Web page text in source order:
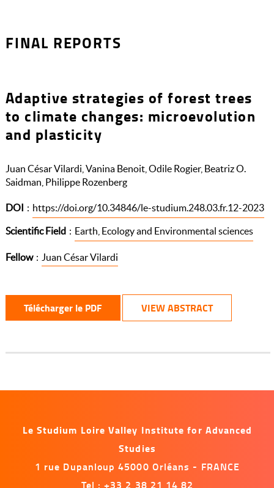
FINAL REPORTS
Adaptive strategies of forest trees
to climate changes: microevolution
and plasticity
Juan César Vilardi, Vanina Benoit, Odile Rogier, Beatriz O.
Saidman, Philippe Rozenberg
DOI : https://doi.org/10.34846/le-studium.248.03.fr.12-2023
Scientific Field : Earth, Ecology and Environmental sciences
Fellow : Juan César Vilardi
Télécharger le PDF VIEW ABSTRACT
Le Studium Loire Valley Institute for Advanced
Studies
1 rue Dupanloup 45000 Orléans - FRANCE
Tel : +33 2 38 21 14 82